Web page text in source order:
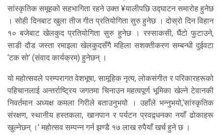
सांस्कृतिक समूहको सहभागिता रहने उक्त ¥यालीपछि उद्घाटन समारोह हुनेछ
। सोही दिनबाट खुला तीज गीत प्रतियोगिता सुरु हुनेछ । दोस्रो दिन विहान
१० बजेबाट खेलकुद प्रतियोगिता सुरु हुनेछ । रस्साकसी, घैंटो फुटाउने,
साडी दौड जस्ता रमाइला खेलकुदसँगै महिला सशक्तीकरण सम्बन्धी दुईवटा
‘टक सो’ (संवाद कार्यक्रम) हुनेछन् ।
यो महोत्सवले परम्परागत वेशभूषा, सामूहिक नृत्य, लोकसंगीत र परिकारहरूको
पहिचानलाई अन्तर्राष्ट्रिय जगतमा चिनाउन महत्वपूर्ण भूमिका खेल्ने टेवानकी
निवर्तमान अध्यक्ष कमला गिरीले बताउनुभयो । उहाँले भन्नुभयो,‘सांस्कृतिक
संरक्षण, स्थानीय हस्तकला, खानपान र पर्यटन प्रवद्र्धनका नयाँ ढोकाहरू
खुल्नेछन् ।’ महोत्सव सम्पन्न गर्न झण्डै १७ लाख रुपैयाँ खर्च हुने छ ।